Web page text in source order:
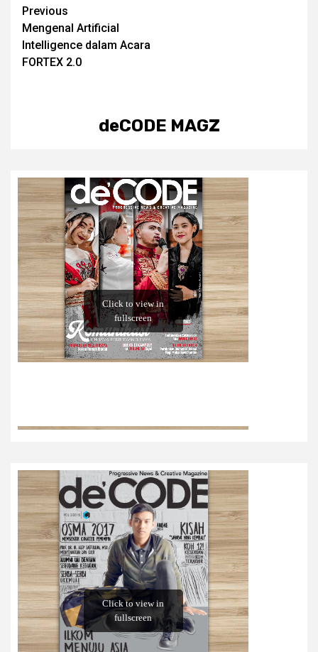
Post
navigation
Previous
Mengenal Artificial
Intelligence dalam Acara
FORTEX 2.0
deCODE MAGZ